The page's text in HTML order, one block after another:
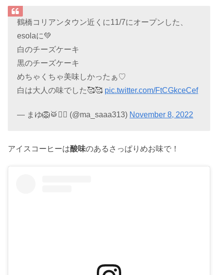
鶴橋コリアンタウン近くに11/7にオープンした、
esolaに💚
白のチーズケーキ
黒のチーズケーキ
めちゃくちゃ美味しかったぁ♡
白は大人の味でした🥰🥰 pic.twitter.com/FtCGkceCef
— まゆ🦁🥁🧞‍♂️ (@ma_saaa313) November 8, 2022
アイスコーヒーは酸味のあるさっぱりめお味で！